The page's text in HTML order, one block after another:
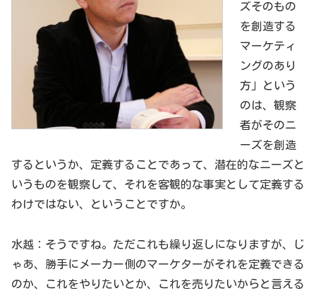
ズそのもの
を創造する
マーケティ
ングのあり
方」という
のは、観察
者がそのニ
ーズを創造
するというか、定義することであって、潜在的なニーズと
いうものを観察して、それを客観的な事実として定義する
わけではない、ということですか。
水越：そうですね。ただこれも繰り返しになりますが、じ
ゃあ、勝手にメーカー側のマーケターがそれを定義できる
のか、これをやりたいとか、これを売りたいからと言える